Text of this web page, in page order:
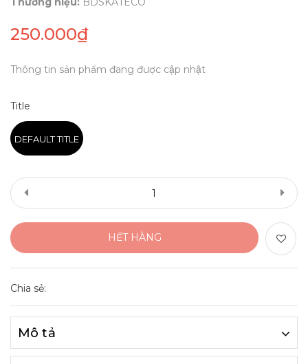
250.000₫
Thông tin sản phẩm đang được cập nhật
Title
DEFAULT TITLE
HẾT HÀNG
Chia sẻ:
Mô tả